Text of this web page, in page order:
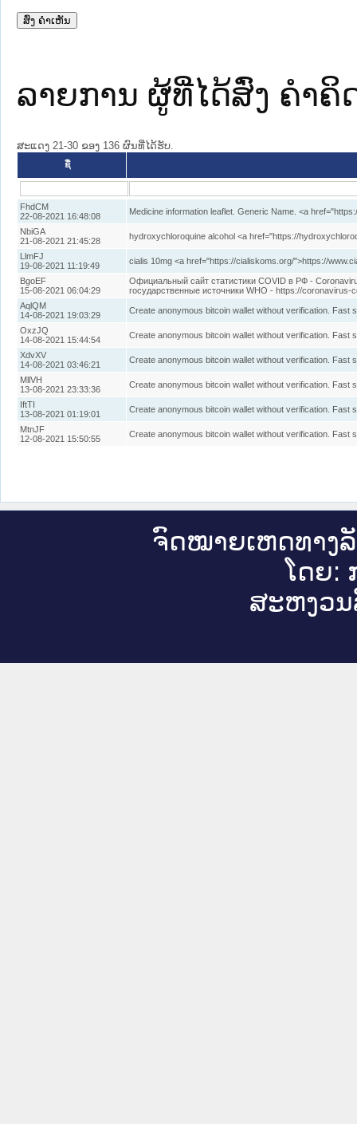
ລາຍການ ຜູ້ທີ່ໄດ້ສົ່ງ ຄໍາຄິ
ສະແດງ 21-30 ຂອງ 136 ຜົນທີ່ໄດ້ຮັບ.
ຊື່
FhdCM
22-08-2021 16:48:08
Medicine information leaflet. Generic Name. <a
NbiGA
21-08-2021 21:45:28
hydroxychloroquine alcohol <a href="https://
LlmFJ
19-08-2021 11:19:49
cialis 10mg <a href="https://cialiskoms.org/">https://
BgoEF
15-08-2021 06:04:29
Официальный сайт статистики COVID в РФ -
государственные источники WHO - https://
AqlQM
14-08-2021 19:03:29
Create anonymous bitcoin wallet without verification. Fast
OxzJQ
14-08-2021 15:44:54
Create anonymous bitcoin wallet without verification. Fast
XdvXV
14-08-2021 03:46:21
Create anonymous bitcoin wallet without verification. Fast
MllVH
13-08-2021 23:33:36
Create anonymous bitcoin wallet without verification. Fast
IftTI
13-08-2021 01:19:01
Create anonymous bitcoin wallet without verification. Fast
MtnJF
12-08-2021 15:50:55
Create anonymous bitcoin wallet without verification. Fast
ຈົດ​ໝາຍ​ເຫດ​ທາງ​
ໂດຍ:
ສະ​ຫງວນ​